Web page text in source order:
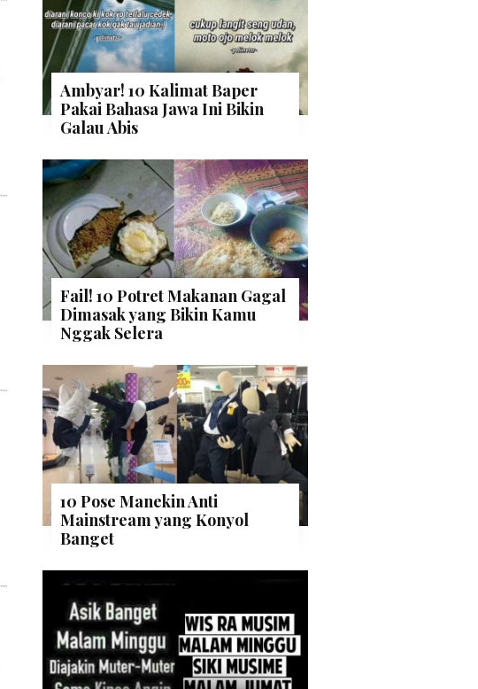
Ambyar! 10 Kalimat Baper
Pakai Bahasa Jawa Ini Bikin
Galau Abis
Fail! 10 Potret Makanan Gagal
Dimasak yang Bikin Kamu
Nggak Selera
10 Pose Manekin Anti
Mainstream yang Konyol
Banget